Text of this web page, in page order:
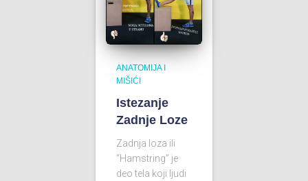
ANATOMIJA I
MIŠIĆI
Istezanje
Zadnje Loze
Zadnja loza ili
“Hamstring” je
deo tela koji ljudi